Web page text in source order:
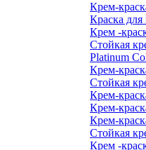
Крем-
Краска
Крем -
Стойкая
Platinum
Крем-
Стойкая
Крем-
Крем-
Крем-
Стойкая
Крем -